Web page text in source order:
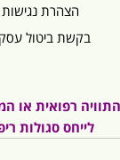
הצהרת נגישות
בקשת ביטול
רפואית או
לייחס סגולות